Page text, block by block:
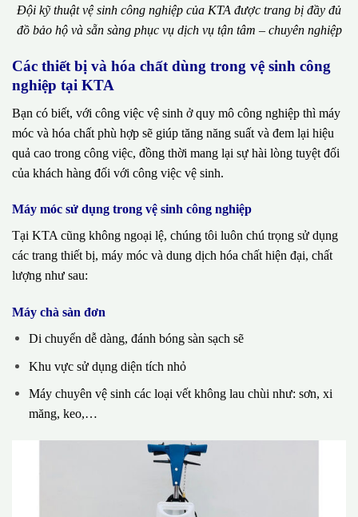
Đội kỹ thuật vệ sinh công nghiệp của KTA được trang bị đầy đủ
đồ bảo hộ và sẵn sàng phục vụ dịch vụ tận tâm – chuyên nghiệp
Các thiết bị và hóa chất dùng trong vệ sinh công
nghiệp tại KTA
Bạn có biết, với công việc vệ sinh ở quy mô công nghiệp thì máy
móc và hóa chất phù hợp sẽ giúp tăng năng suất và đem lại hiệu
quả cao trong công việc, đồng thời mang lại sự hài lòng tuyệt đối
của khách hàng đối với công việc vệ sinh.
Máy móc sử dụng trong vệ sinh công nghiệp
Tại KTA cũng không ngoại lệ, chúng tôi luôn chú trọng sử dụng
các trang thiết bị, máy móc và dung dịch hóa chất hiện đại, chất
lượng như sau:
Máy chà sàn đơn
Di chuyển dễ dàng, đánh bóng sàn sạch sẽ
Khu vực sử dụng diện tích nhỏ
Máy chuyên vệ sinh các loại vết không lau chùi như: sơn, xi
măng, keo,…